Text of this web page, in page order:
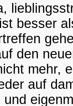
besser
den
mehr,
auf